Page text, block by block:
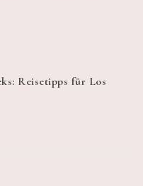
Reisetipps für Los